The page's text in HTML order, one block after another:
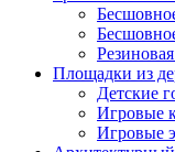
Площадки из
Детские
Игровые
Игровые